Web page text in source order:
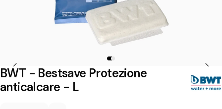
v
e
BWT - Bestsave Protezione
anticalcare - L